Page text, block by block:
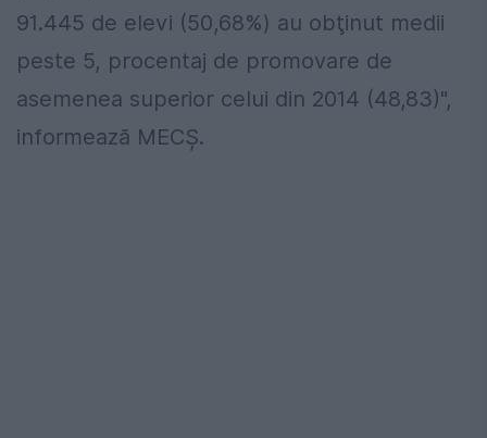
91.445 de elevi (50,68%) au obţinut medii
peste 5, procentaj de promovare de
asemenea superior celui din 2014 (48,83)",
informează MECȘ.